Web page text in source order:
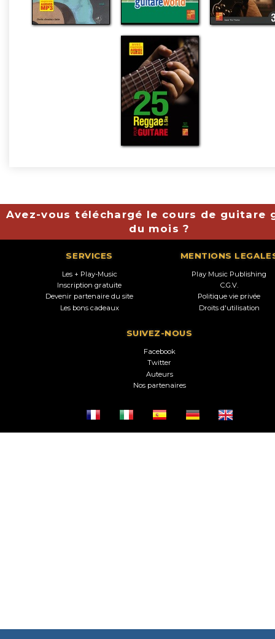
Avez-vous téléchargé le cours de guitare
du mois ?
SERVICES
Les + Play-Music
Inscription gratuite
Devenir partenaire du site
Les bons cadeaux
MENTIONS
Play Music Publishing
C.G.V.
Politique vie privée
Droits d'utilisation
SUIVEZ-NOUS
Facebook
Twitter
Auteurs
Nos partenaires